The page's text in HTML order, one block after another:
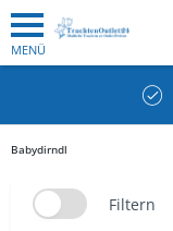
MENÜ
Babydirndl
Filtern